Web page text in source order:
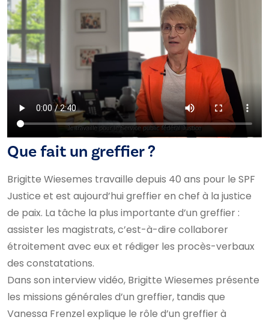
Que fait un greffier ?
Brigitte Wiesemes travaille depuis 40 ans pour le SPF
Justice et est aujourd’hui greffier en chef à la justice
de paix. La tâche la plus importante d’un greffier :
assister les magistrats, c’est-à-dire collaborer
étroitement avec eux et rédiger les procès-verbaux
des constatations.
Dans son interview vidéo, Brigitte Wiesemes présente
les missions générales d’un greffier, tandis que
Vanessa Frenzel explique le rôle d’un greffier à